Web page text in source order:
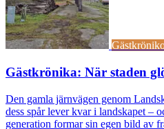
Gästkrönika: När staden
Den gamla järnvägen genom
dess spår lever kvar i landskapet –
generation formar sin egen bild av